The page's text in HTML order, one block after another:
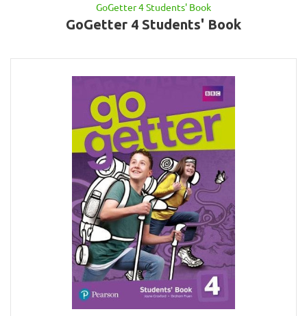
GoGetter 4 Students' Book
GoGetter 4 Students' Book